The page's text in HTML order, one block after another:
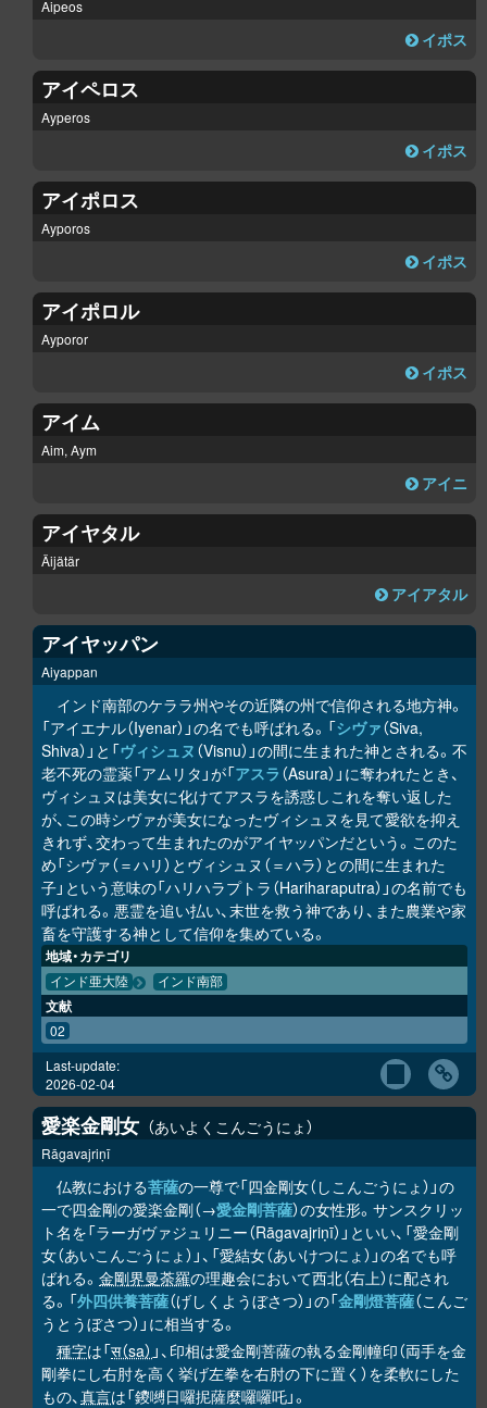
Aipeos
イポス
アイペロス
Ayperos
イポス
アイポロス
Ayporos
イポス
アイポロル
Ayporor
イポス
アイム
Aim, Aym
アイニ
アイヤタル
Äijätär
アイアタル
アイヤッパン
Aiyappan
インド南部のケララ州やその近隣の州で信仰される地方神。
「アイエナル（Iyenar）」の名でも呼ばれる。「シヴァ（Siva,
Shiva）」と「ヴィシュヌ （Visnu）」の間に生まれた神とされる。不
老不死の霊薬「アムリタ」が「アスラ （Asura）」に奪われたとき、
ヴィシュヌは美女に化けてアスラを誘惑しこれを奪い返した
が、この時シヴァが美女になったヴィシュヌを見て愛欲を抑え
きれず、交わって生まれたのがアイヤッパンだという。このた
め「シヴァ（＝ハリ）とヴィシュヌ（＝ハラ）との間に生まれた
子」という意味の「ハリハラプトラ（Hariharaputra）」の名前でも
呼ばれる。悪霊を追い払い、末世を救う神であり、また農業や家
畜を守護する神として信仰を集めている。
地域・カテゴリ
インド亜大陸 インド南部
文献
02
Last-update:
2026-02-04
愛楽金剛女 あいよくこんごうにょ
Rāgavajriṇī
仏教における菩薩の一尊で「四金剛女（しこんごうにょ）」の
一で四金剛の愛楽金剛（→愛金剛菩薩）の女性形。サンスクリッ
ト名を「ラーガヴァジュリニー（Rāgavajriṇī）」といい、「愛金剛
女（あいこんごうにょ）」、「愛結女（あいけつにょ）」の名でも呼
ばれる。 金剛界曼荼羅の理趣会において西北（右上）に配され
る。「外四供養菩薩（げしくようぼさつ）」の「金剛燈菩薩（こんご
うとうぼさつ）」に相当する。
種字は「स（sa） 」、印相は愛金剛菩薩の執る金剛幢印（両手を金
剛拳にし右肘を高く挙げ左拳を右肘の下に置く）を柔軟にした
もの、真言は「鑁嚩日囉抳薩麼囉囉吒」。